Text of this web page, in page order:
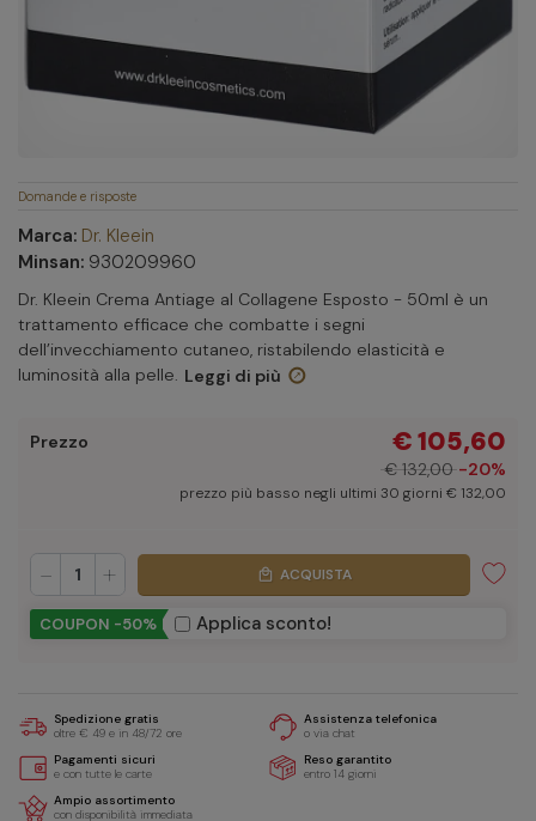
Domande e risposte
Marca: Dr. Kleein
Minsan: 930209960
Dr. Kleein Crema Antiage al Collagene Esposto - 50ml è un
trattamento efficace che combatte i segni
dell’invecchiamento cutaneo, ristabilendo elasticità e
luminosità alla pelle. Leggi di più
€ 105,60
€ 132,00 -20%
Prezzo
prezzo più basso negli ultimi 30 giorni € 132,00
- + local_mall ACQUISTA
COUPON -50% Applica sconto!
Spedizione gratis
oltre € 49 e in 48/72 ore
Assistenza telefonica
o via chat
Pagamenti sicuri
e con tutte le carte
Reso garantito
entro 14 giorni
Ampio assortimento
con disponibilità immediata